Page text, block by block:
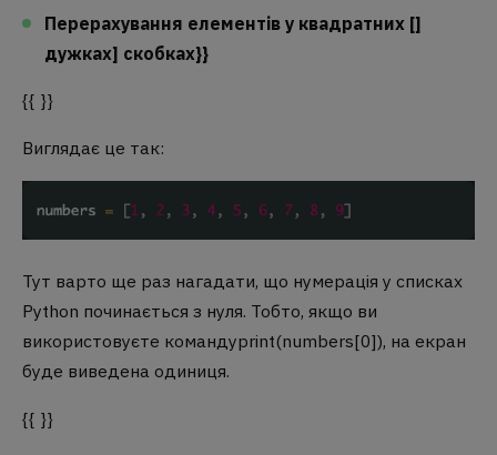
Перерахування елементів у квадратних []
дужках] скобках}}
{{ }}
Виглядає це так:
Тут варто ще раз нагадати, що нумерація у списках
Python починається з нуля. Тобто, якщо ви
використовуєте командуprint(numbers[0]), на екран
буде виведена одиниця.
{{ }}